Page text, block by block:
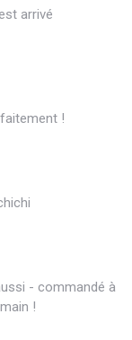
arrivé
!
- commandé à
!